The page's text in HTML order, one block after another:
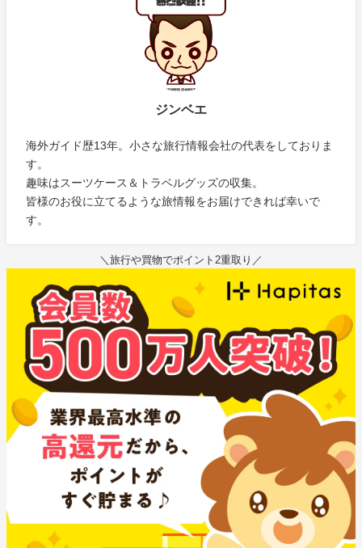
ジンベエ
海外ガイド歴13年。小さな旅行情報会社の代表をしておりま
す。
趣味はスーツケース＆トラベルグッズの収集。
皆様のお役に立てるような旅情報をお届けできれば幸いで
す。
＼旅行や買物でポイント2重取り／